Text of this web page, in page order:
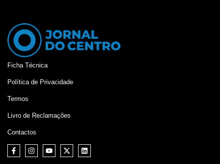
Ficha Técnica
Política de Privacidade
Termos
Livro de Reclamações
Contactos